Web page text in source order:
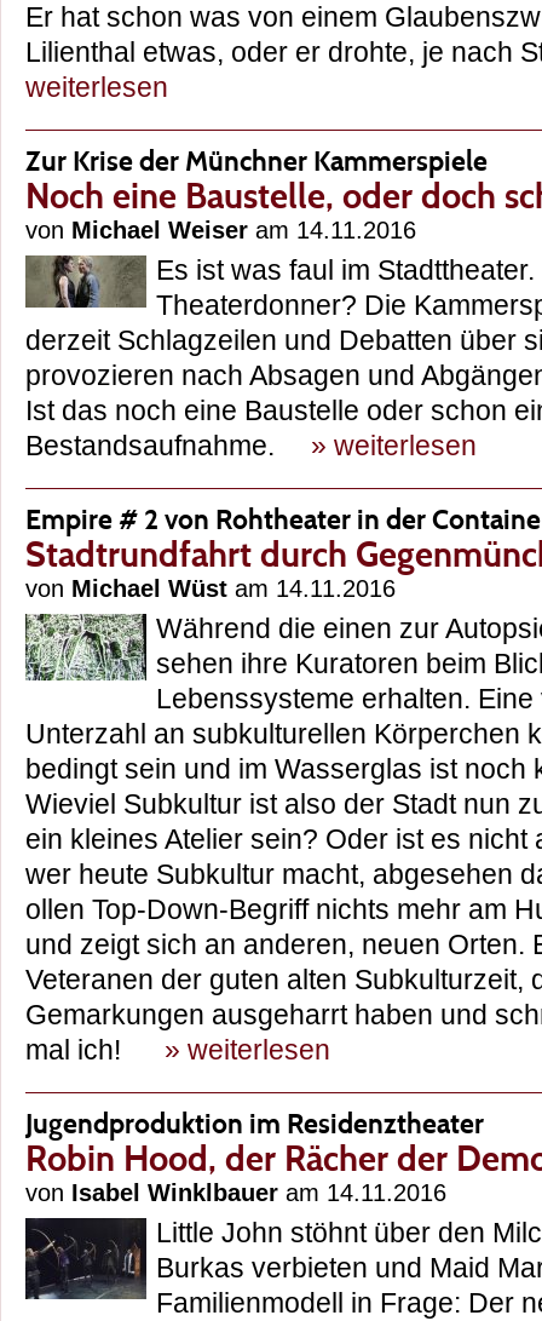
Er hat schon was von einem
Lilienthal etwas, oder er drohte, je
weiterlesen
Zur Krise der Münchner Kammerspiele
Noch eine Baustelle, oder doch
von Michael Weiser am 14.11.2016
Es ist was faul im
Theaterdonner? Die
derzeit Schlagzeilen und Debatten über
provozieren nach Absagen und
Ist das noch eine Baustelle oder schon
Bestandsaufnahme. » weiterlesen
Empire # 2 von Rohtheater in der
Stadtrundfahrt durch
von Michael Wüst am 14.11.2016
Während die einen zur
sehen ihre Kuratoren beim
Lebenssysteme erhalten.
Unterzahl an subkulturellen Körperchen
bedingt sein und im Wasserglas ist noch
Wieviel Subkultur ist also der Stadt nun
ein kleines Atelier sein? Oder ist es nicht
wer heute Subkultur macht, abgesehen
ollen Top-Down-Begriff nichts mehr am
und zeigt sich an anderen, neuen Orten.
Veteranen der guten alten Subkulturzeit,
Gemarkungen ausgeharrt haben und
mal ich! » weiterlesen
Jugendproduktion im Residenztheater
Robin Hood, der Rächer der
von Isabel Winklbauer am 14.11.2016
Little John stöhnt über den
Burkas verbieten und Maid
Familienmodell in Frage: Der